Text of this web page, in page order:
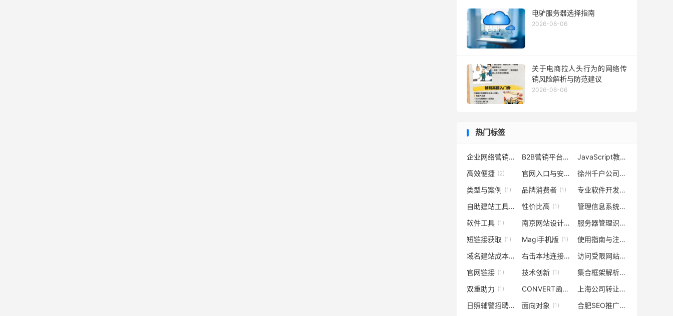
核心信息。
电驴服务器选择指南
2026-08-06
关于电商拉人头行为的网络传
销风险解析与防范建议
2026-08-06
热门标签
企业网络营销助力发展之路 (1) B2B营销平台
(1) JavaScript教程
高效便捷 (2) 官网入口与安装流程 (1)
徐州千户公司专注互联网应用解决方案
类型与案例 (1) 品牌消费者 (1)
专业软件开发包实现长链缩短技术介绍
自助建站工具
(1) 性价比高 (1) 管理信息系统
(1)
软件工具 (1) 南京网站设计
(1) 服务器管理识别
短链接获取 (1) Magi手机版 (1) 使用指南与注意事项
域名建站成本
(1) 右击本地连接图标获取 (1) 访问受限网站
(1)
官网链接 (1) 技术创新 (1) 集合框架解析
(1)
双重助力 (1) CONVERT函数（数据类型转换） 上海公司转让费用
日照辅警招聘时间 (1)
面向对象 (1) 合肥SEO推广
(1)